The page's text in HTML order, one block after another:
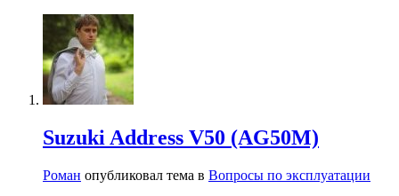
Suzuki Address V50 (AG50M)
Роман опубликовал тема в Вопросы по эксплуатации